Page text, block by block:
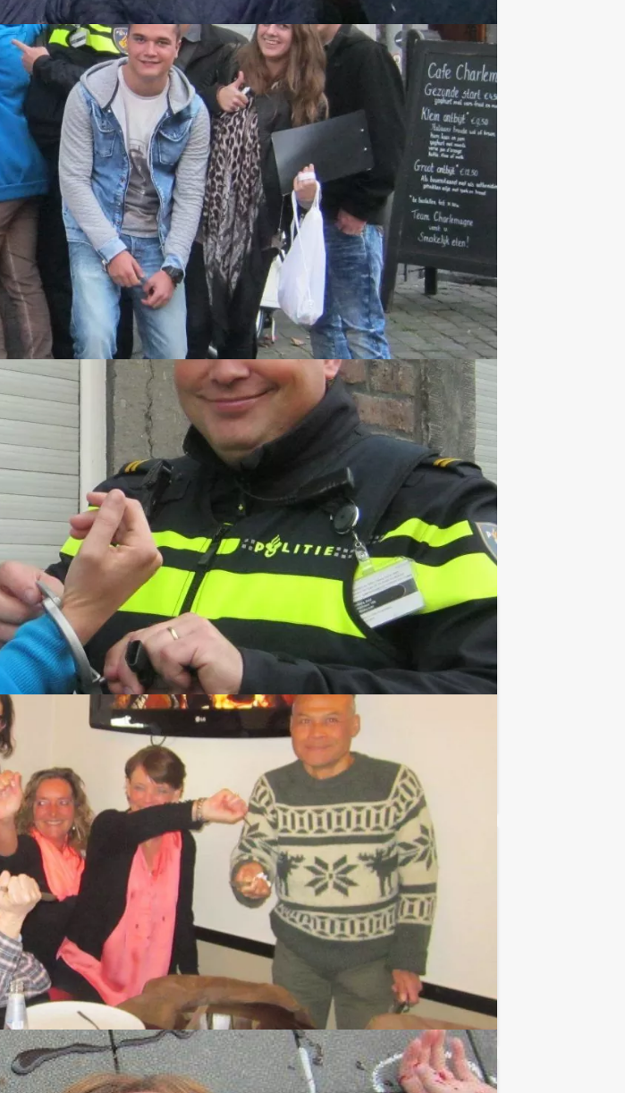
Bosch
Vanaf€ 27,50p.p. excl. BTW
de Meisjes van Den Bosch Evenementen draait het in Den Bosch allemaal
Vanaf€ 27,50p.p. excl. BTW
uitje voor voetballiefhebbers: De Grote Voetbalquiz, in een gezellige
Favoriet